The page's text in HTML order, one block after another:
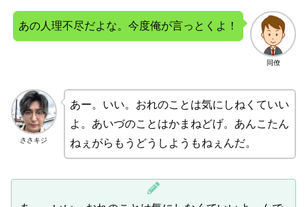
同僚
あの人理不尽だよな。今度俺が言っとくよ！
ささキジ
あー。いい。おれのことは気にしねくていい
よ。あいづのことはかまねどげ。あんこたん
ねぇがらもうどうしようもねぇんだ。